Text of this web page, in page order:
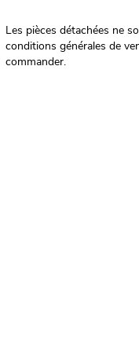
Les pièces détachées ne
conditions générales de
commander.